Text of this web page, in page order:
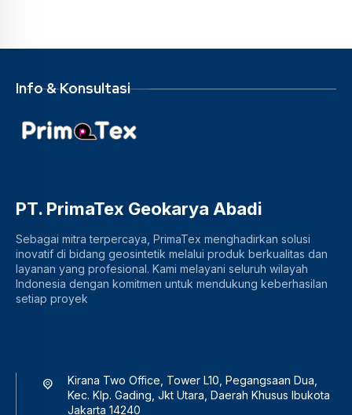
Info & Konsultasi
PT. PrimaTex Geokarya Abadi
Sebagai mitra terpercaya, PrimaTex menghadirkan solusi
inovatif di bidang geosintetik melalui produk berkualitas dan
layanan yang profesional. Kami melayani seluruh wilayah
Indonesia dengan komitmen untuk mendukung keberhasilan
setiap proyek
Kirana Two Office, Tower L10, Pegangsaan Dua,
Kec. Klp. Gading, Jkt Utara, Daerah Khusus Ibukota
Jakarta 14240